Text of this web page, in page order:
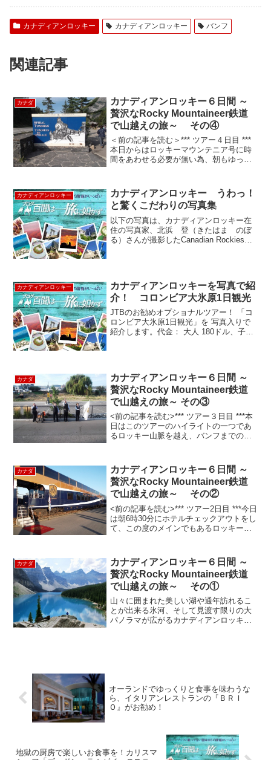
カナディアンロッキー カナディアンロッキー バンフ
関連記事
カナダ
カナディアンロッキー６日間 ～
贅沢なRocky Mountaineer鉄道
で山越えの旅～ その④
＜前の記事を読む＞*** ツアー４日目 ***
本日からはロッキーマウンテニア号に時
間をあわせる必要が無い為、朝もゆっく
ー国立公園を中心に回り、タカカウ滝、
ナチュラルブ...
カナディアンロッキー
カナディアンロッキー うわっ！
と驚くこだわりの写真集
以下の写真は、カナディアンロッキー在
住の写真家、北浜 登（きたはま のぼ
る）さんが撮影したCanadian Rockies
カナディアンロッキー
カナディアンロッキーを写真で紹
介！ コロンビア大氷原1日観光
JTBのお勧めオプショナルツアー！ 「コ
ロンビア大氷原1日観光」を 写真入りで
紹介します。代金： 大人 180ドル、子供
カナダ
カナディアンロッキー６日間 ～
贅沢なRocky Mountaineer鉄道
で山越えの旅～ その③
<前の記事を読む>*** ツアー３日目 ***本
日はこのツアーのハイライトの一つであ
るロッキー山脈を越え、バンフまでの移
キーマウンテニア号の乗務員が「イッテ
ラッシャー...
カナダ
カナディアンロッキー６日間 ～
贅沢なRocky Mountaineer鉄道
で山越えの旅～ その②
<前の記事を読む>*** ツアー2日目 ***今日
は朝6時30分にホテルチェックアウトをし
て、この度のメインでもあるロッキーマ
遅れることなく時間通りに鉄道駅へ到
着。駅に...
カナダ
カナディアンロッキー６日間 ～
贅沢なRocky Mountaineer鉄道
で山越えの旅～ その①
山々に囲まれた美しい湖や通年訪れるこ
とが出来る氷河、そして見渡す限りの大
パノラマが広がるカナディアンロッキ
オーランドでゆっくりと食事を味わうな
ら、イタリアンレストランの『ＢＲＩ
Ｏ』がお勧め！
地獄の厨房で楽しいお食事を！カリスマ